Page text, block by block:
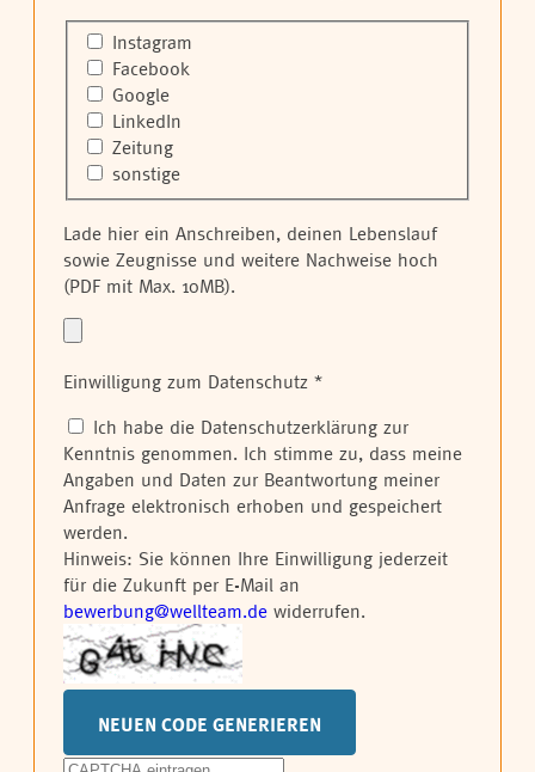
Instagram
Facebook
Google
LinkedIn
Zeitung
sonstige
Lade hier ein Anschreiben, deinen Lebenslauf
sowie Zeugnisse und weitere Nachweise hoch
(PDF mit Max. 10MB).
Einwilligung zum Datenschutz *
Ich habe die Datenschutzerklärung zur
Kenntnis genommen. Ich stimme zu, dass meine
Angaben und Daten zur Beantwortung meiner
Anfrage elektronisch erhoben und gespeichert
werden.
Hinweis: Sie können Ihre Einwilligung jederzeit
für die Zukunft per E-Mail an
bewerbung@wellteam.de widerrufen.
NEUEN CODE GENERIEREN